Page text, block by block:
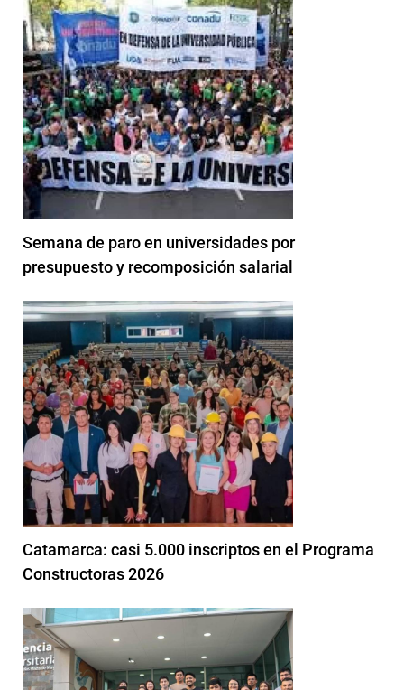
Semana de paro en universidades por
presupuesto y recomposición salarial
Catamarca: casi 5.000 inscriptos en el Programa
Constructoras 2026